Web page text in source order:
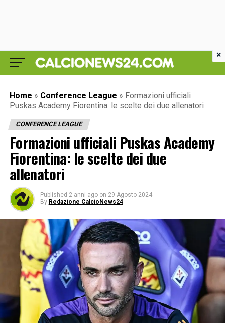
Home » Conference League » Formazioni ufficiali
Puskas Academy Fiorentina: le scelte dei due allenatori
CONFERENCE LEAGUE
Formazioni ufficiali Puskas Academy
Fiorentina: le scelte dei due
allenatori
Published 2 anni ago on 29 Agosto 2024
By Redazione CalcioNews24
×